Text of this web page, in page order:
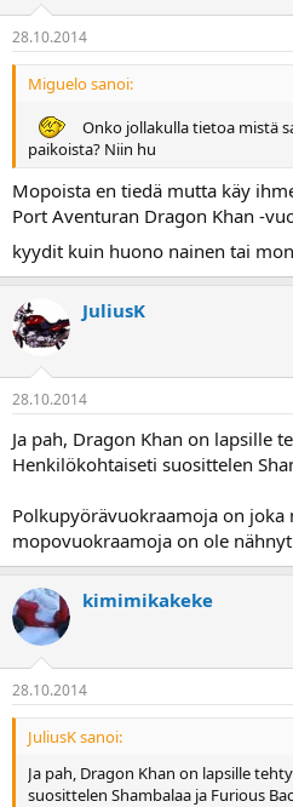
t
t
a
j
a
28.10.2014
Miguelo sanoi:
Onko jollakulla tietoa mistä
paikoista? Niin hu
Mopoista en tiedä mutta käy
Port Aventuran Dragon Khan -
kyydit kuin huono nainen tai
JuliusK
28.10.2014
Ja pah, Dragon Khan on lapsille
Henkilökohtaiseti suosittelen
Polkupyörävuokraamoja on joka
mopovuokraamoja on ole
kimimikakeke
28.10.2014
JuliusK sanoi:
Ja pah, Dragon Khan on lapsille
suosittelen Shambalaa ja Furious